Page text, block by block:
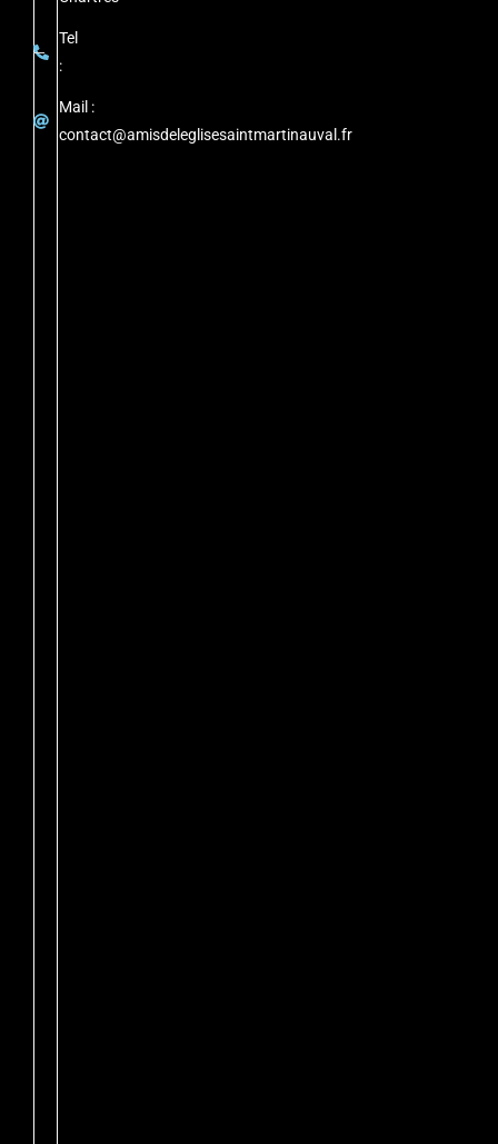
Tel
:
Mail :
contact@amisdeleglisesaintmartinauval.fr